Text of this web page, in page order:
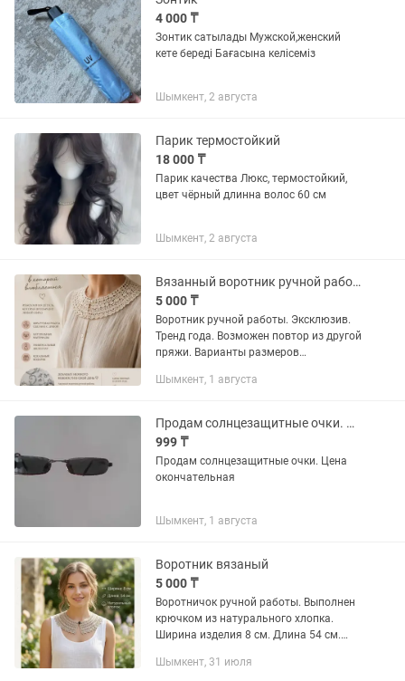
4 000 ₸
Зонтик сатылады Мужской,женский
кете береді Бағасына келісеміз
Шымкент, 2 августа
Парик термостойкий
18 000 ₸
Парик качества Люкс, термостойкий,
цвет чёрный длинна волос 60 см
Шымкент, 2 августа
Вязанный воротник ручной работы
5 000 ₸
Воротник ручной работы. Эксклюзив.
Тренд года. Возможен повтор из другой
пряжи. Варианты размеров
Шымкент, 1 августа
Продам солнцезащитные очки. Цена окончательная
999 ₸
Продам солнцезащитные очки. Цена
окончательная
Шымкент, 1 августа
Воротник вязаный
5 000 ₸
Воротничок ручной работы. Выполнен
крючком из натурального хлопка.
Ширина изделия 8 см. Длина 54 см.
к платью или майке.
Шымкент, 31 июля